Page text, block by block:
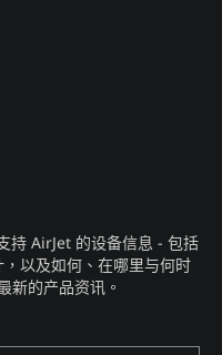
持 AirJet 的设备信息 - 包括
以及如何、在哪里与何时
新的产品资讯。​